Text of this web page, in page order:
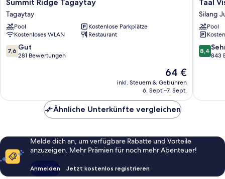
Ridge
Tagaytay
Tagaytay
Summit Ridge Tagaytay
Tagaytay
Pool
Kostenlose Parkplätze
Kostenloses WLAN
Restaurant
7.6
von
7,6 Gut
281 Bewertungen
Der
Preis
beträgt
64 €
inkl. Steuern & Gebühren
6. Sept.–7. Sept.
Vista
Hotel
Silang
Junction
North
Taal
Silang
Pool
8.4
von
8,4
843
Ähnliche Unterkünfte vergleichen
Melde dich an, um verfügbare Rabatte und Vorteile
anzuzeigen. Mehr Prämien für noch mehr Abenteuer!
Anmelden Jetzt kostenlos registrieren